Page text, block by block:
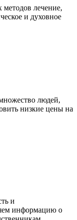
методов лечение,
и духовное
людей,
низкие цены на
и
информацию о